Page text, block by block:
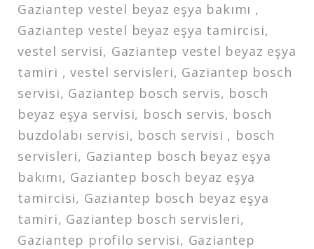
Gaziantep vestel beyaz eşya bakımı ,
Gaziantep vestel beyaz eşya tamircisi,
vestel servisi, Gaziantep vestel beyaz eşya
tamiri , vestel servisleri, Gaziantep bosch
servisi, Gaziantep bosch servis, bosch
beyaz eşya servisi, bosch servis, bosch
buzdolabı servisi, bosch servisi , bosch
servisleri, Gaziantep bosch beyaz eşya
bakımı, Gaziantep bosch beyaz eşya
tamircisi, Gaziantep bosch beyaz eşya
tamiri, Gaziantep bosch servisleri,
Gaziantep profilo servisi, Gaziantep